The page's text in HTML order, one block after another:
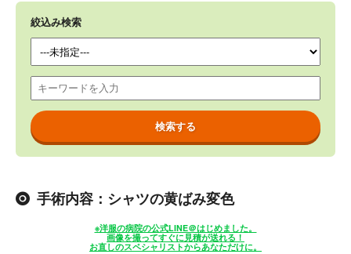
絞込み検索
手術内容：シャツの黄ばみ変色
※洋服の病院の公式LINE＠はじめました。
画像を撮ってすぐに見積が送れる！
お直しのスペシャリストからあなただけに。